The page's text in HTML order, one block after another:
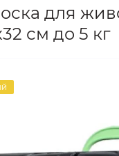
для
см до 5 кг